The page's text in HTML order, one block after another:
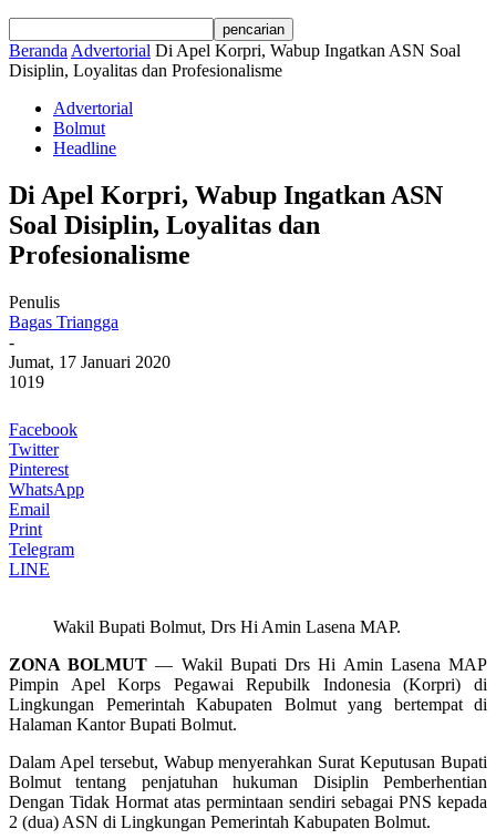
Beranda Advertorial Di Apel Korpri, Wabup Ingatkan ASN Soal
Disiplin, Loyalitas dan Profesionalisme
Advertorial
Bolmut
Headline
Di Apel Korpri, Wabup Ingatkan ASN
Soal Disiplin, Loyalitas dan
Profesionalisme
Penulis
Bagas Triangga
-
Jumat, 17 Januari 2020
1019
Facebook
Twitter
Pinterest
WhatsApp
Email
Print
Telegram
LINE
Wakil Bupati Bolmut, Drs Hi Amin Lasena MAP.
ZONA BOLMUT — Wakil Bupati Drs Hi Amin Lasena MAP
Pimpin Apel Korps Pegawai Repubilk Indonesia (Korpri) di
Lingkungan Pemerintah Kabupaten Bolmut yang bertempat di
Halaman Kantor Bupati Bolmut.
Dalam Apel tersebut, Wabup menyerahkan Surat Keputusan Bupati
Bolmut tentang penjatuhan hukuman Disiplin Pemberhentian
Dengan Tidak Hormat atas permintaan sendiri sebagai PNS kepada
2 (dua) ASN di Lingkungan Pemerintah Kabupaten Bolmut.